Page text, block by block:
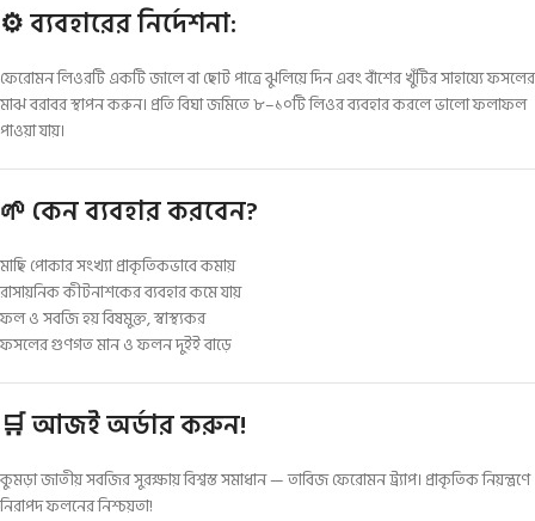
⚙️ ব্যবহারের নির্দেশনা:
ফেরোমন লিওরটি একটি জালে বা ছোট পাত্রে ঝুলিয়ে দিন এবং বাঁশের খুঁটির সাহায্যে ফসলের
মাঝ বরাবর স্থাপন করুন। প্রতি বিঘা জমিতে ৮–১০টি লিওর ব্যবহার করলে ভালো ফলাফল
পাওয়া যায়।
🌱 কেন ব্যবহার করবেন?
মাছি পোকার সংখ্যা প্রাকৃতিকভাবে কমায়
রাসায়নিক কীটনাশকের ব্যবহার কমে যায়
ফল ও সবজি হয় বিষমুক্ত, স্বাস্থ্যকর
ফসলের গুণগত মান ও ফলন দুইই বাড়ে
🛒 আজই অর্ডার করুন!
কুমড়া জাতীয় সবজির সুরক্ষায় বিশ্বস্ত সমাধান — তাবিজ ফেরোমন ট্র্যাপ। প্রাকৃতিক নিয়ন্ত্রণে
নিরাপদ ফলনের নিশ্চয়তা!